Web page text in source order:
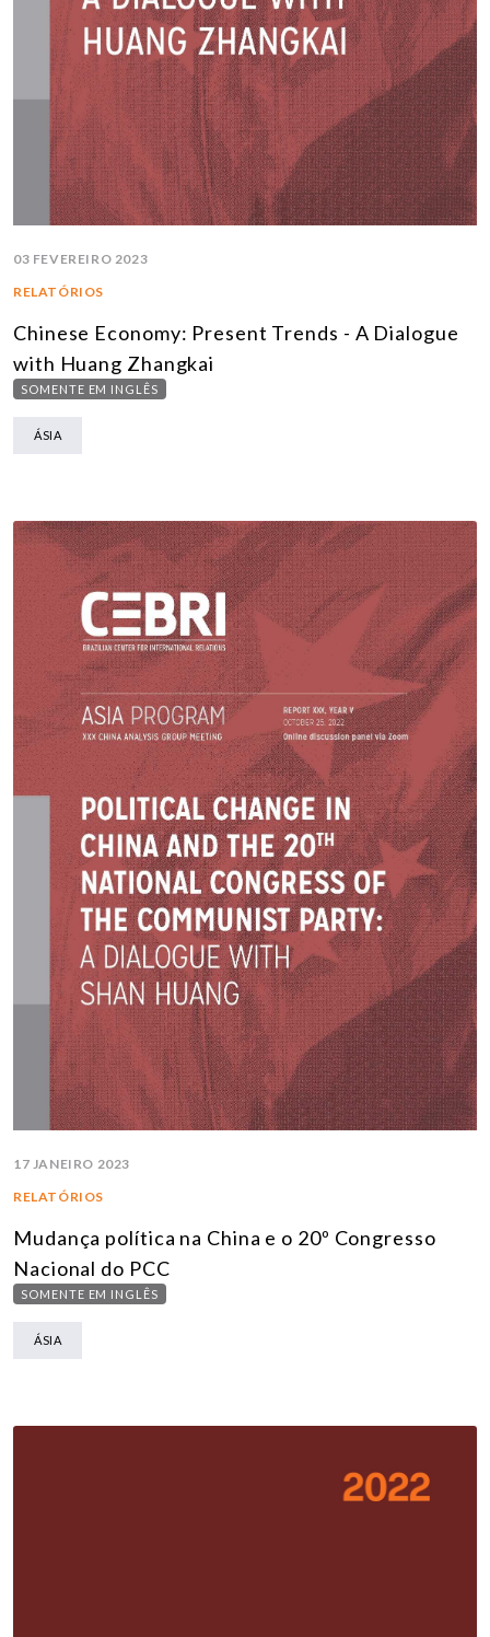
03 FEVEREIRO 2023
RELATÓRIOS
Chinese Economy: Present Trends - A Dialogue
with Huang Zhangkai
SOMENTE EM INGLÊS
ÁSIA
17 JANEIRO 2023
RELATÓRIOS
Mudança política na China e o 20º Congresso
Nacional do PCC
SOMENTE EM INGLÊS
ÁSIA